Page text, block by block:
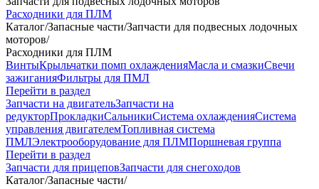
Расходники для ПЛМ
Каталог/Запасные части/Запчасти для подвесных лодочных
моторов/
Расходники для ПЛМ
ВинтыКрыльчатки помп охлажденияМасла и смазкиСвечи
зажиганияФильтры для ПМЛ
Перейти в раздел
Запчасти на двигательЗапчасти на
редукторПрокладкиСальникиСистема охлажденияСистема
управления двигателемТопливная система
ПМЛЭлектрооборудование для ПЛМПоршневая группа
Перейти в раздел
Запчасти для прицеповЗапчасти для снегоходов
Каталог/Запасные части/